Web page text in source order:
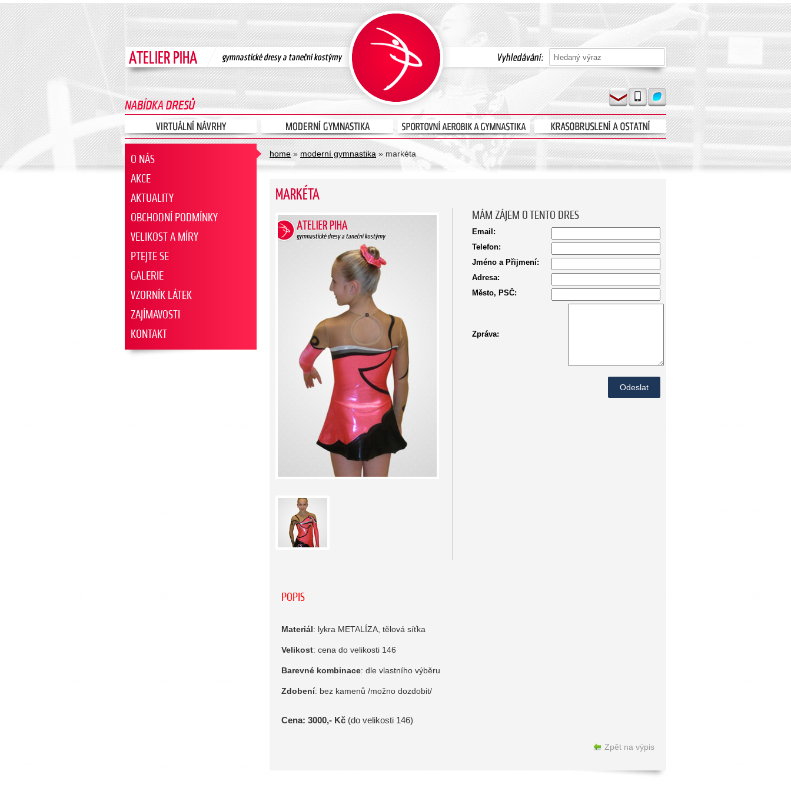
O NÁS
AKCE
AKTUALITY
OBCHODNÍ PODMÍNKY
VELIKOST A MÍRY
PTEJTE SE
GALERIE
VZORNÍK LÁTEK
ZAJÍMAVOSTI
KONTAKT
home»moderní gymnastika» markéta
MARKÉTA
MÁM ZÁJEM O TENTO DRES
Email:
Telefon:
Jméno a Přijmení:
Adresa:
Město, PSČ:
Zpráva:
Odeslat
POPIS
Materiál: lykra METALÍZA, tělová síťka
Velikost: cena do velikosti 146
Barevné kombinace: dle vlastního výběru
Zdobení: bez kamenů /možno dozdobit/
Cena: 3000,- Kč (do velikosti 146)
Zpět na výpis